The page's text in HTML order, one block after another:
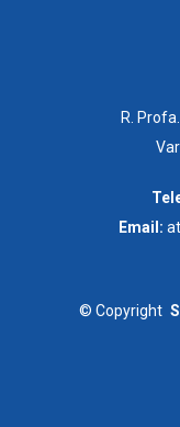
R.
Email:
© Copyright